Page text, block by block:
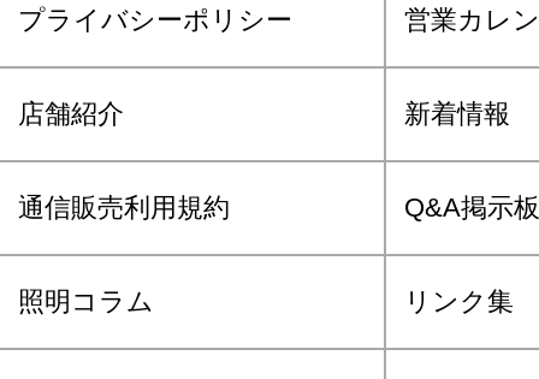
プライバシーポリシー 営業カレ
店舗紹介 新着情報
通信販売利用規約 Q&A掲示板
照明コラム リンク集